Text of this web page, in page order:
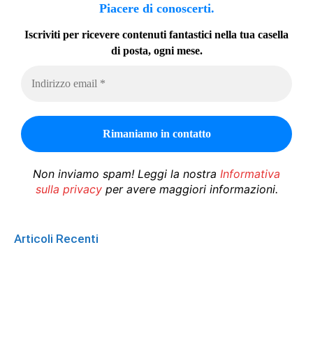
Piacere di conoscerti.
Iscriviti per ricevere contenuti fantastici nella tua casella
di posta, ogni mese.
Non inviamo spam! Leggi la nostra Informativa
sulla privacyper avere maggiori informazioni.
Articoli Recenti